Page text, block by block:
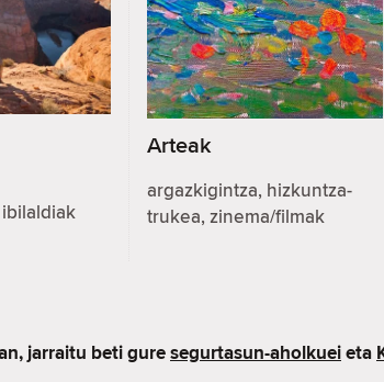
Arteak
argazkigintza, hizkuntza-
trukea, zinema/filmak
jarraitu beti guresegurtasun-aholkueieta